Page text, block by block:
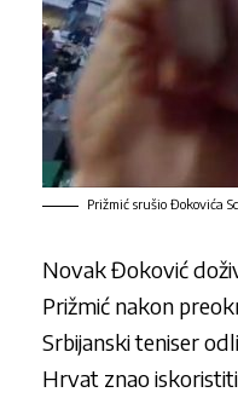
Prižmić srušio Đokovića
Novak Đoković
Prižmić nakon
Srbijanski teniser
Hrvat znao